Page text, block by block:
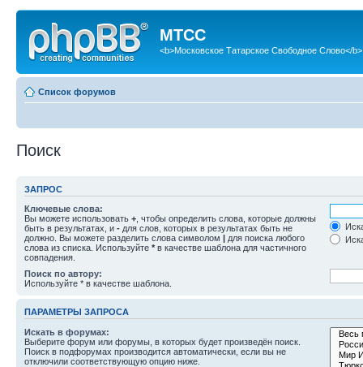
МТСС
<b>Московское Татарское Свободное Слово</b>
Список форумов
Поиск
ЗАПРОС
Ключевые слова:
Вы можете использовать + , чтобы определить слова, которые должны
быть в результатах, и - для слов, которых в результатах быть не
должно. Вы можете разделить слова символом | для поиска любого
слова из списка. Используйте * в качестве шаблона для частичного
совпадения.
Поиск по автору:
Используйте * в качестве шаблона.
ПАРАМЕТРЫ ЗАПРОСА
Искать в форумах:
Выберите форум или форумы, в которых будет произведён поиск.
Поиск в подфорумах производится автоматически, если вы не
отключили соответствующую опцию ниже.